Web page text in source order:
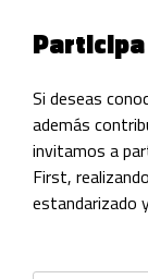
Participa
Si deseas
además
invitamos a
First,
estandarizado